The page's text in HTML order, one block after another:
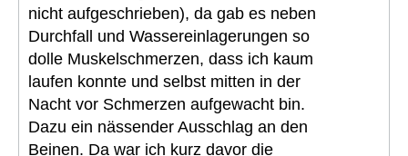
nicht aufgeschrieben), da gab es neben
Durchfall und Wassereinlagerungen so
dolle Muskelschmerzen, dass ich kaum
laufen konnte und selbst mitten in der
Nacht vor Schmerzen aufgewacht bin.
Dazu ein nässender Ausschlag an den
Beinen. Da war ich kurz davor die